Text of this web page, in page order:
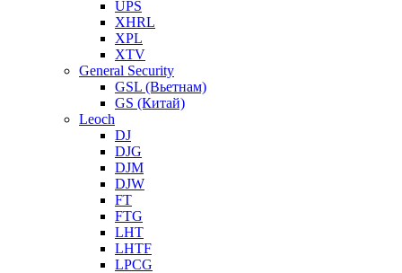
UPS
XHRL
XPL
XTV
General Security
GSL (Вьетнам)
GS (Китай)
Leoch
DJ
DJG
DJM
DJW
FT
FTG
LHT
LHTF
LPCG